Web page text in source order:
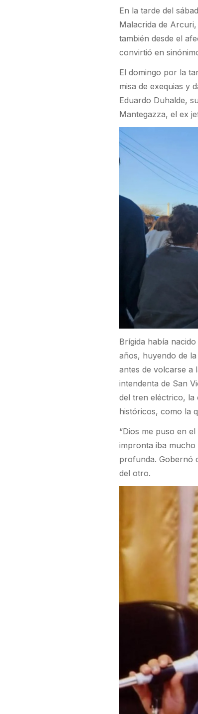
En la tarde del
Malacrida de
también desde el
convirtió en
El domingo por la
misa de exequias y
Eduardo Duhalde,
Mantegazza, el ex
Brígida había
años, huyendo de
antes de volcarse a
intendenta de San
del tren eléctrico, la
históricos, como la
“Dios me puso en
impronta iba mucho
profunda. Gobernó
del otro.